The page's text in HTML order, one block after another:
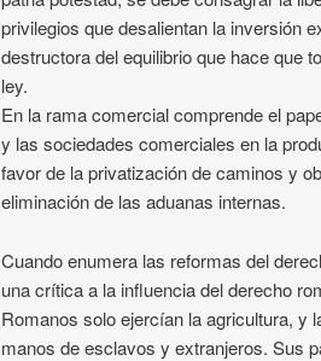
privilegios que desalientan la inversión
destructora del equilibrio que hace que
ley.
En la rama comercial comprende el
y las sociedades comerciales en la
favor de la privatización de caminos y
eliminación de las aduanas internas.
Cuando enumera las reformas del
una crítica a la influencia del derecho
Romanos solo ejercían la agricultura, y
manos de esclavos y extranjeros. Sus